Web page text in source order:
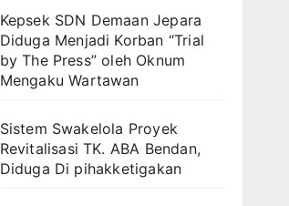
Kepsek SDN Demaan Jepara
Diduga Menjadi Korban “Trial
by The Press” oleh Oknum
Mengaku Wartawan
Sistem Swakelola Proyek
Revitalisasi TK. ABA Bendan,
Diduga Di pihakketigakan